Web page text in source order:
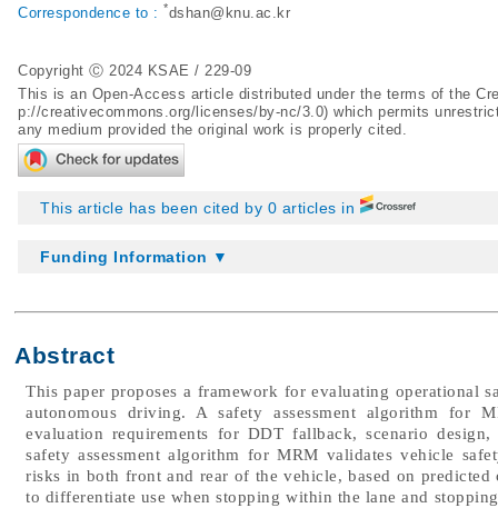
Correspondence to : *dshan@knu.ac.kr
Copyright Ⓒ 2024 KSAE / 229-09
This is an Open-Access article distributed under the terms of the
p://creativecommons.org/licenses/by-nc/3.0) which permits
any medium provided the original work is properly cited.
This article has been cited by 0 articles in
Funding Information ▼
Abstract
This paper proposes a framework for evaluating operational
autonomous driving. A safety assessment algorithm for
evaluation requirements for DDT fallback, scenario
safety assessment algorithm for MRM validates vehicle
risks in both front and rear of the vehicle, based on
to differentiate use when stopping within the lane and